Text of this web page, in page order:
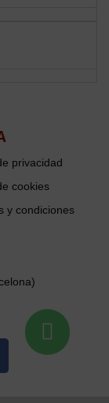
privacidad
cookies
y condiciones